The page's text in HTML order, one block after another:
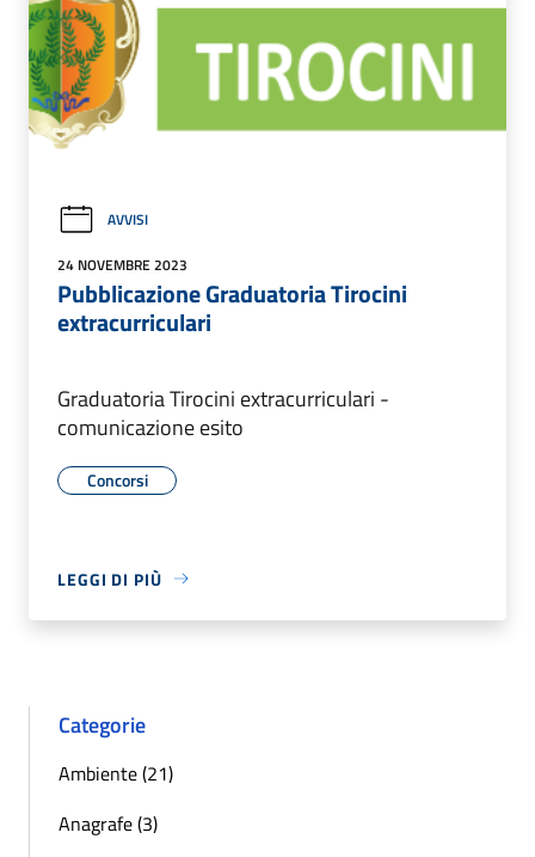
AVVISI
24 NOVEMBRE 2023
Pubblicazione Graduatoria Tirocini
extracurriculari
Graduatoria Tirocini extracurriculari -
comunicazione esito
Concorsi
LEGGI DI PIÙ
Categorie
Ambiente (21)
Anagrafe (3)